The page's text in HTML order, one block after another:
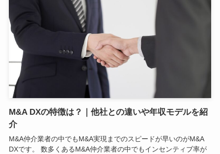
M&A DXの特徴は？｜他社との違いや年収モデルを紹
介
M&A仲介業者の中でもM&A実現までのスピードが早いのがM&A
DXです。 数多くあるM&A仲介業者の中でもインセンティブ率が